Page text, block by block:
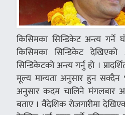
किसिमका सिन्डिकेट अन्त्य गर्ने
किसिमका सिन्डिकेट देखिएको
सिन्डिकेटको अन्त्य गर्नु हो ।
मूल्य मान्यता अनुसार हुन
अनुसार कदम चालिने मंगलबार
बताए । वैदेशिक रोजगारीमा